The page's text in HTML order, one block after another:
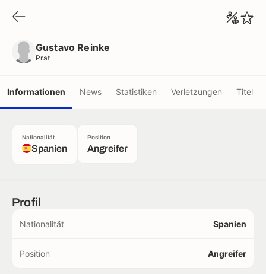
Gustavo Reinke
Prat
Informationen News Statistiken Verletzungen Titel
Nationalität
Spanien
Position
Angreifer
Profil
Nationalität Spanien
Position Angreifer